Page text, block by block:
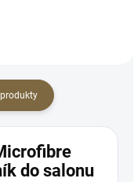
do salonu